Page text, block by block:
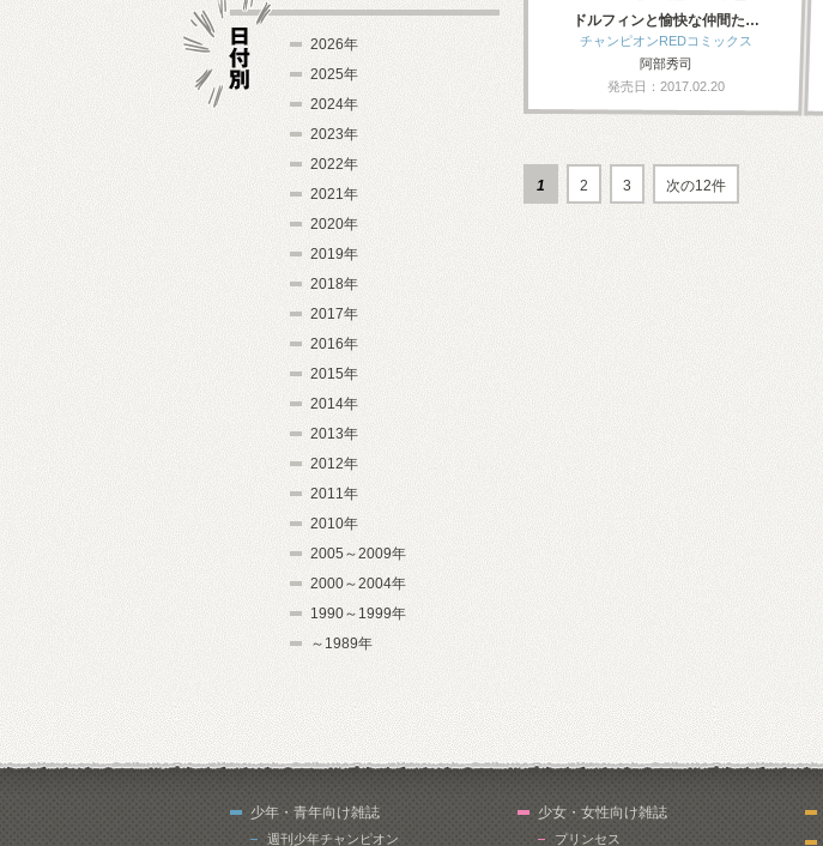
ドルフィンと愉快な仲間た…
チャンピオンREDコミックス
阿部秀司
発売日：2017.02.20
1 2 3 次の12件
2026年
2025年
2024年
2023年
2022年
2021年
2020年
2019年
2018年
2017年
2016年
2015年
2014年
2013年
2012年
2011年
2010年
2005～2009年
2000～2004年
1990～1999年
～1989年
少年・青年向け雑誌
週刊少年チャンピオン
少女・女性向け雑誌
プリンセス